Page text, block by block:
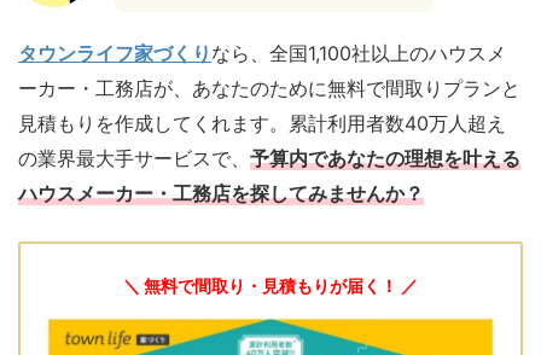
タウンライフ家づくり なら、全国1,100社以上のハウスメ
ーカー・工務店が、あなたのために無料で間取りプランと
見積もりを作成してくれます。累計利用者数40万人超え
の業界最大手サービスで、 予算内であなたの理想を叶える
ハウスメーカー・工務店を探してみませんか？
＼ 無料で間取り・見積もりが届く！ ／